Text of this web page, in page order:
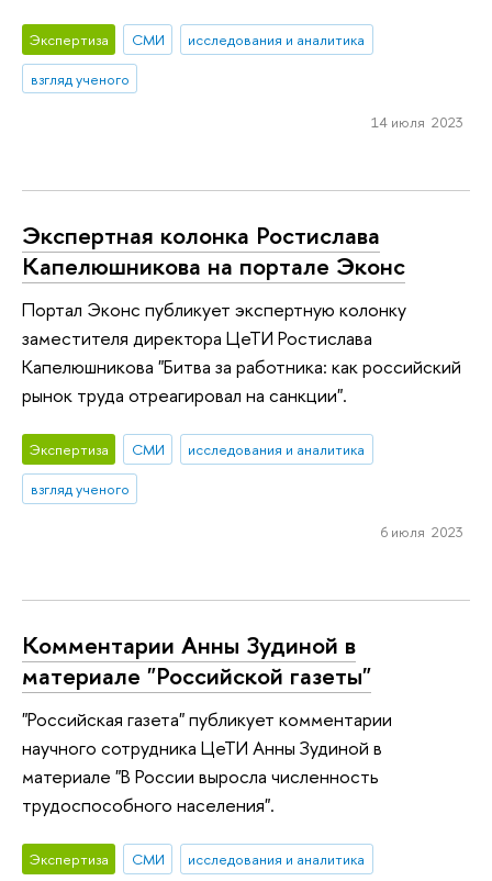
Экспертиза СМИ
исследования и аналитика
взгляд ученого
14 июля 2023
Экспертная колонка Ростислава
Капелюшникова на портале Эконс
Портал Эконс публикует экспертную колонку
заместителя директора ЦеТИ Ростислава
Капелюшникова "Битва за работника: как российский
рынок труда отреагировал на санкции".
Экспертиза СМИ
исследования и аналитика
взгляд ученого
6 июля 2023
Комментарии Анны Зудиной в
материале "Российской газеты"
"Российская газета" публикует комментарии
научного сотрудника ЦеТИ Анны Зудиной в
материале "В России выросла численность
трудоспособного населения".
Экспертиза СМИ
исследования и аналитика